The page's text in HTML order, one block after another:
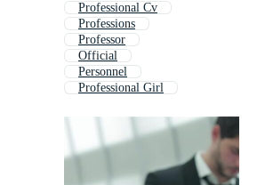
Professional Cv
Professions
Professor
Official
Personnel
Professional Girl